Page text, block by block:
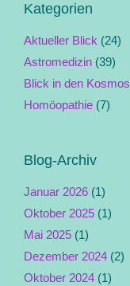
Kategorien
Aktueller Blick (24)
Astromedizin (39)
Blick in den Kosmos
Homöopathie (7)
Blog-Archiv
Januar 2026 (1)
Oktober 2025 (1)
Mai 2025 (1)
Dezember 2024 (2)
Oktober 2024 (1)